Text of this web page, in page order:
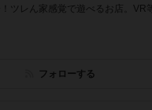
ツレん家感覚で遊べるお店。VR
フォローする